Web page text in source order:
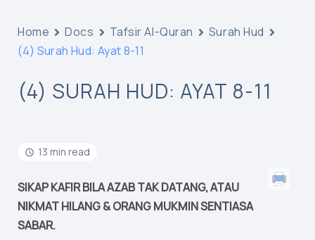
Home Docs Tafsir Al-Quran
Surah Hud
(4) Surah Hud: Ayat 8-11
(4) SURAH HUD: AYAT 8-11
13 min read
SIKAP KAFIR BILA AZAB TAK DATANG, ATAU
NIKMAT HILANG & ORANG MUKMIN SENTIASA
SABAR.